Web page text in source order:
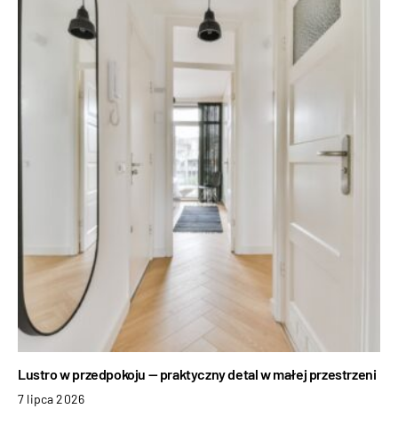
Lustro w przedpokoju — praktyczny detal w małej przestrzeni
7 lipca 2026